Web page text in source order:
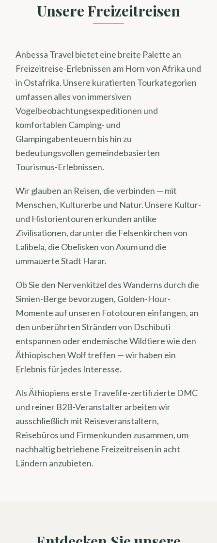
Unsere Freizeitreisen
Anbessa Travel bietet eine breite Palette an
Freizeitreise-Erlebnissen am Horn von Afrika und
in Ostafrika. Unsere kuratierten Tourkategorien
umfassen alles von immersiven
Vogelbeobachtungsexpeditionen und
komfortablen Camping- und
Glampingabenteuern bis hin zu
bedeutungsvollen gemeindebasierten
Tourismus-Erlebnissen.
Wir glauben an Reisen, die verbinden — mit
Menschen, Kulturerbe und Natur. Unsere Kultur-
und Historientouren erkunden antike
Zivilisationen, darunter die Felsenkirchen von
Lalibela, die Obelisken von Axum und die
ummauerte Stadt Harar.
Ob Sie den Nervenkitzel des Wanderns durch die
Simien-Berge bevorzugen, Golden-Hour-
Momente auf unseren Fototouren einfangen, an
den unberührten Stränden von Dschibuti
entspannen oder endemische Wildtiere wie den
Äthiopischen Wolf treffen — wir haben ein
Erlebnis für jedes Interesse.
Als Äthiopiens erste Travelife-zertifizierte DMC
und reiner B2B-Veranstalter arbeiten wir
ausschließlich mit Reiseveranstaltern,
Reisebüros und Firmenkunden zusammen, um
nachhaltig betriebene Freizeitreisen in acht
Ländern anzubieten.